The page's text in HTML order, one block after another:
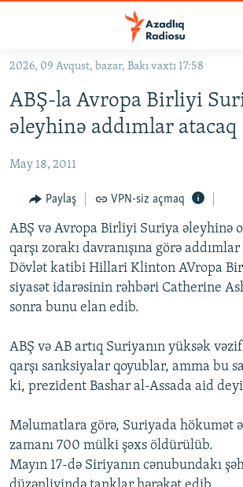
Əsas
qayıt
Əsas
naviqasiyaya
qayıt
#İZAHLA
KORRUPSIOMETR
#ƏSLINDƏ
FƏRQƏ BAX
QANUNI DOĞRU
ARAŞDIRMA
MULTIMEDIA
VIDEO
FOTOQALEREYA
İNFOQRAFIKA
KARIKATURA
RADIO ARXIV
OXU ZALI
AZƏRBAYCAN ƏDƏBIYYATI KITABXANASI
İSLAM VƏ DEMOKRATIYA
İZ - MƏDƏNIYYƏT PROQRAMI
HAQQIMIZDA
MISSIYAMIZ
PEŞƏ ETIKASI VƏ JURNALISTIKA STANDARTLARIMIZ
MATERIALLARIMIZDAN ISTIFADƏ
AZADLIQRADIOSU MOBIL TELEFONUNUZDA
BIZIMLƏ ƏLAQƏ
BIZI IZLƏ
RFE/RL-in bütün saytları
2026, 09 Avqust, bazar, Bakı vaxtı 17:58
ABŞ-la Avropa Birliyi
əleyhinə addımlar atacaq
May 18, 2011
Paylaş VPN-siz açmaq
ABŞ və Avropa Birliyi Suriya əleyhinə
qarşı zorakı davranışına görə
Dövlət katibi Hillari Klinton AVropa
siyasət idarəsinin rəhbəri Catherine
sonra bunu elan edib.
ABŞ və AB artıq Suriyanın yüksək
qarşı sanksiyalar qoyublar, amma bu
ki, prezident Bashar al-Assada aid
Məlumatlara görə, Suriyada hökumət
zamanı 700 mülki şəxs öldürülüb.
Mayın 17-də Siriyanın cənubundakı